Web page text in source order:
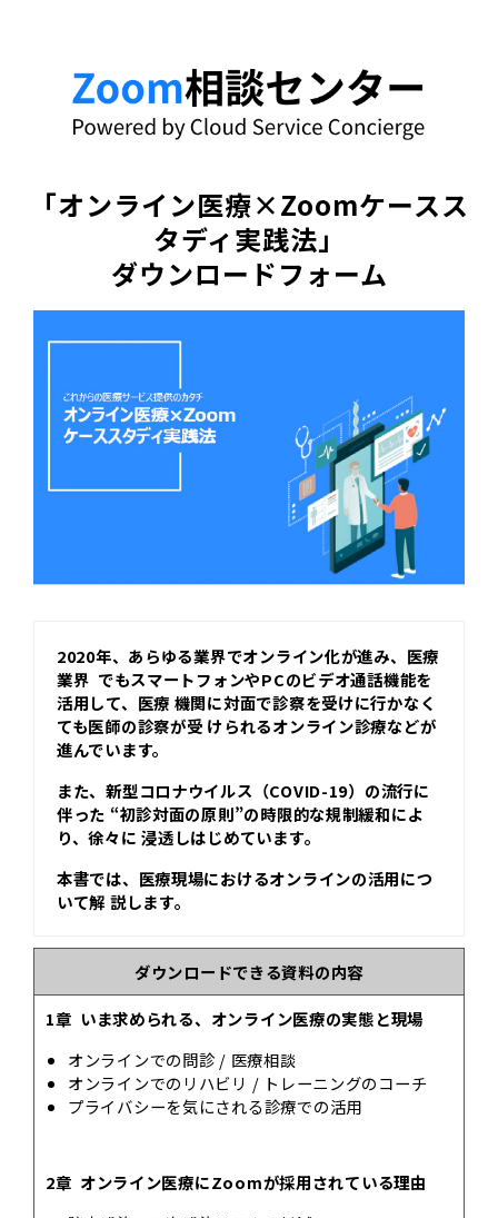
「オンライン医療×Zoomケースス
タディ実践法」
ダウンロードフォーム
2020年、あらゆる業界でオンライン化が進み、医療
業界 でもスマートフォンやPCのビデオ通話機能を
活用して、医療 機関に対面で診察を受けに行かなく
ても医師の診察が受 けられるオンライン診療などが
進んでいます。
また、新型コロナウイルス（COVID-19）の流行に
伴った “初診対面の原則”の時限的な規制緩和によ
り、徐々に 浸透しはじめています。
本書では、医療現場におけるオンラインの活用につ
いて解 説します。
ダウンロードできる資料の内容
1章 いま求められる、オンライン医療の実態と現場
オンラインでの問診 / 医療相談
オンラインでのリハビリ / トレーニングのコーチ
プライバシーを気にされる診療での活用
2章 オンライン医療にZoomが採用されている理由